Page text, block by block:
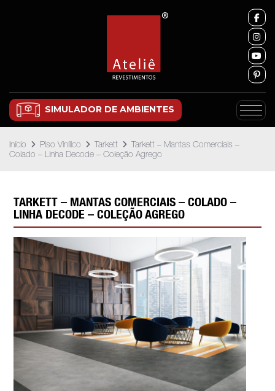
SIMULADOR DE AMBIENTES
Início Piso Vinílico Tarkett
Tarkett – Mantas Comerciais –
Colado – Linha Decode – Coleção Agrego
TARKETT – MANTAS COMERCIAIS – COLADO –
LINHA DECODE – COLEÇÃO AGREGO